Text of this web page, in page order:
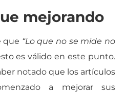
mejorando
que “Lo que no se mide no
es válido en este punto.
notado que los artículos
a mejorar sus